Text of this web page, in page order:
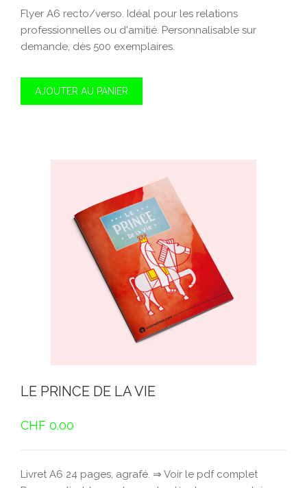
Flyer A6 recto/verso. Idéal pour les relations
professionnelles ou d'amitié. Personnalisable sur
demande, dès 500 exemplaires.
AJOUTER AU PANIER
LE PRINCE DE LA VIE
CHF 0.00
Livret A6 24 pages, agrafé. ⇒ Voir le pdf complet